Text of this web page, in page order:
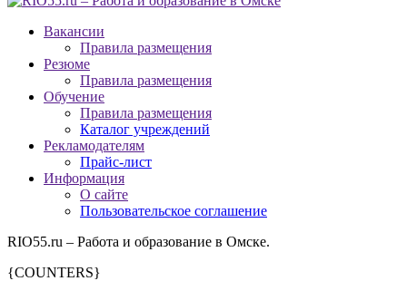
Вакансии
Правила размещения
Резюме
Правила размещения
Обучение
Правила размещения
Каталог учреждений
Рекламодателям
Прайс-лист
Информация
О сайте
Пользовательское соглашение
RIO55.ru – Работа и образование в Омске.
{COUNTERS}